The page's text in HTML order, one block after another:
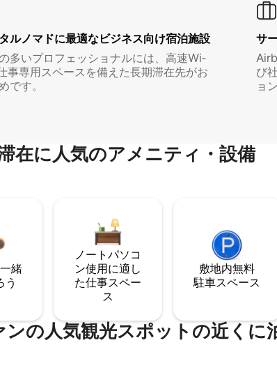
ルノマド⁠に最⁠適⁠なビ⁠ジ⁠ネ⁠ス⁠向⁠け宿⁠泊⁠施⁠設
多いプロフェッショナルには、高速Wi-
事専用スペースを備えた長期滞在先がお
です。
サ
び
ョ
在に人気のアメニティ・設備
緒
う
ノートパソコ
ン使用に適し
た仕事スペー
ス
敷地内無料
駐⁠車ス⁠ペ⁠ー⁠ス
の人気観光スポットの近くに